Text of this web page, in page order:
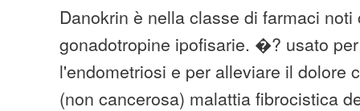
Danokrin è nella classe di farmaci
gonadotropine ipofisarie. �? usato
l'endometriosi e per alleviare il dolore
(non cancerosa) malattia fibrocistica